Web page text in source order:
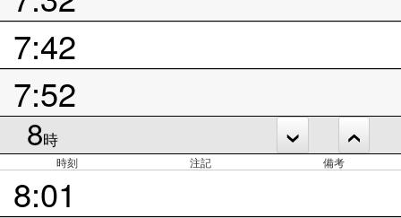
7:42
7:52
8時
時刻 注記 備考
8:01